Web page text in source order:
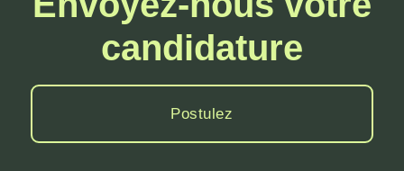
candidature
Postulez